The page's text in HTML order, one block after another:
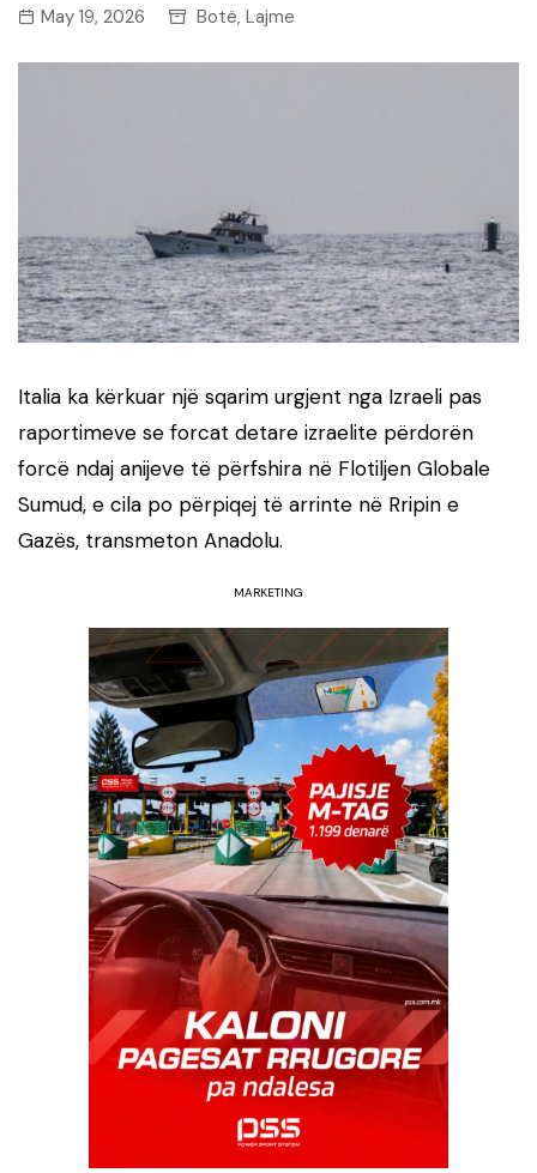
May 19, 2026 Botë, Lajme
Italia ka kërkuar një sqarim urgjent nga Izraeli pas
raportimeve se forcat detare izraelite përdorën
forcë ndaj anijeve të përfshira në Flotiljen Globale
Sumud, e cila po përpiqej të arrinte në Rripin e
Gazës, transmeton Anadolu.
MARKETING